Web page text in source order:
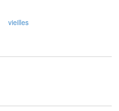
vieilles